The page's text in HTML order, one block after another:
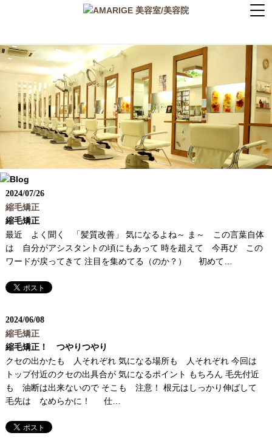
2024/07/26
縮毛矯正
縮毛矯正
最近 よく聞く 「髪質改善」 気になるよね～ ま～ この言葉自体
は 自分がアシスタントの頃にもあって 時を超えて 今再び この
ワードが戻ってきて 注目を集めてる（のか？） 初めて…
2024/06/08
縮毛矯正
縮毛矯正！ つやりつやり
クセの出かたも 人それぞれ 気になる場所も 人それぞれ 今回は
トップ付近のクセの出具合が 気になるポイント もちろん 毛先付近
も 油断は出来ないので そこも 注意！ 根元はしっかり伸ばして
毛先は なめらかに！ 仕…